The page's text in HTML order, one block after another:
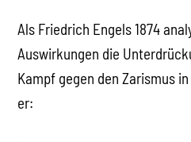
Als Friedrich Engels 1874
Auswirkungen die
Kampf gegen den Zarismus
er: